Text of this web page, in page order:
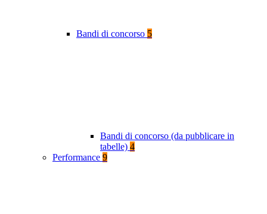
Bandi di concorso 5
Bandi di concorso (da pubblicare in
tabelle) 4
Performance 9